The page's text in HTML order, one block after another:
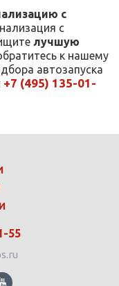
с
с
лучшую
к нашему
автозапуска
+7 (495) 135-01-
55